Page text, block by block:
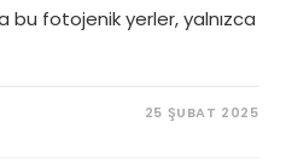
bu fotojenik yerler, yalnızca
25 ŞUBAT 2025